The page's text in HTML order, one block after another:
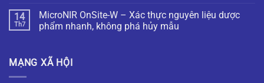
14
Th7
MicroNIR OnSite-W – Xác thực nguyên liệu dược
phẩm nhanh, không phá hủy mẫu
MẠNG XÃ HỘI